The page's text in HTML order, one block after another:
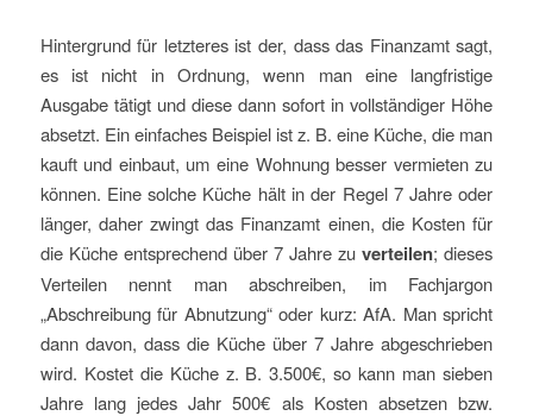
Hintergrund für letzteres ist der, dass das Finanzamt sagt,
es ist nicht in Ordnung, wenn man eine langfristige
Ausgabe tätigt und diese dann sofort in vollständiger Höhe
absetzt. Ein einfaches Beispiel ist z. B. eine Küche, die man
kauft und einbaut, um eine Wohnung besser vermieten zu
können. Eine solche Küche hält in der Regel 7 Jahre oder
länger, daher zwingt das Finanzamt einen, die Kosten für
die Küche entsprechend über 7 Jahre zuverteilen; dieses
Verteilen nennt man abschreiben, im Fachjargon
„Abschreibung für Abnutzung“ oder kurz: AfA. Man spricht
dann davon, dass die Küche über 7 Jahre abgeschrieben
wird. Kostet die Küche z. B. 3.500€, so kann man sieben
Jahre lang jedes Jahr 500€ als Kosten absetzen bzw.